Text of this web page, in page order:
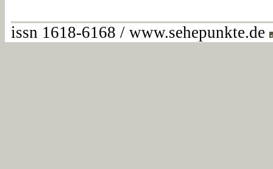
issn 1618-6168 / www.sehepunkte.de